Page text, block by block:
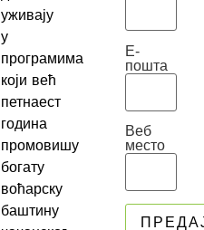
уживају
у
програмима
који већ
петнаест
година
промовишу
богату
воћарску
баштину
Е-
пошта
Веб
место